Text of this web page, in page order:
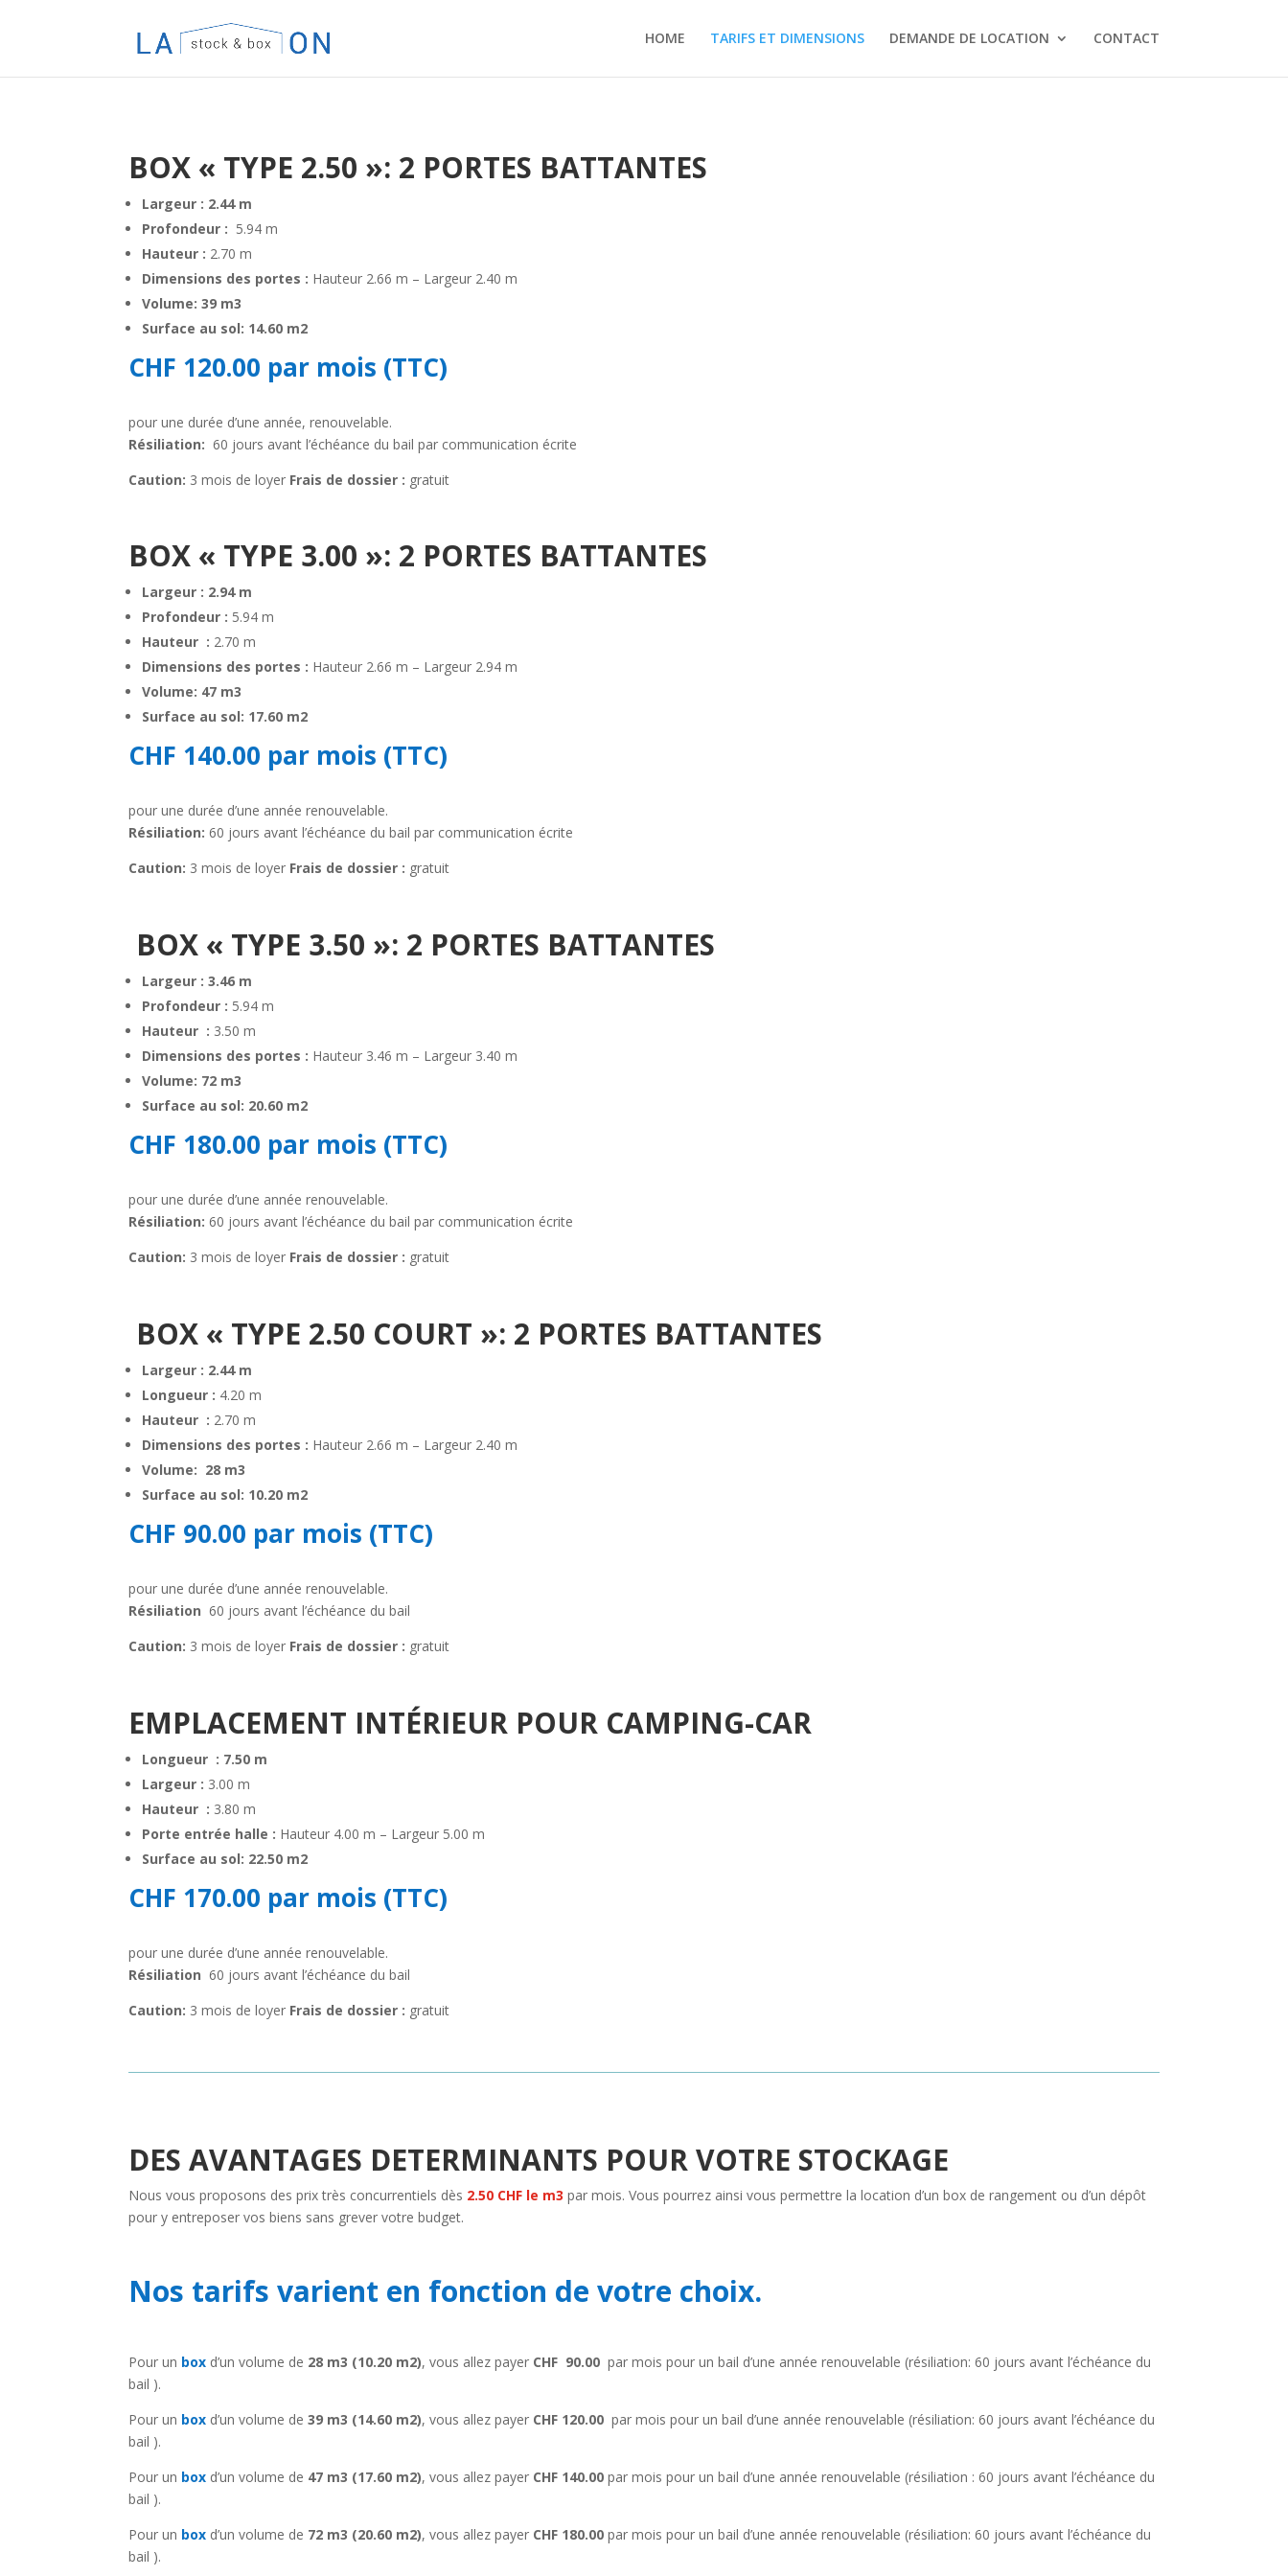
HOME TARIFS ET DIMENSIONS DEMANDE DE LOCATION CONTACT
BOX « TYPE 2.50 »: 2 PORTES BATTANTES
Largeur : 2.44 m
Profondeur : 5.94 m
Hauteur : 2.70 m
Dimensions des portes : Hauteur 2.66 m – Largeur 2.40 m
Volume: 39 m3
Surface au sol: 14.60 m2
CHF 120.00 par mois (TTC)
pour une durée d’une année, renouvelable.
Résiliation: 60 jours avant l’échéance du bail par communication écrite
Caution: 3 mois de loyer Frais de dossier : gratuit
BOX « TYPE 3.00 »: 2 PORTES BATTANTES
Largeur : 2.94 m
Profondeur : 5.94 m
Hauteur : 2.70 m
Dimensions des portes : Hauteur 2.66 m – Largeur 2.94 m
Volume: 47 m3
Surface au sol: 17.60 m2
CHF 140.00 par mois (TTC)
pour une durée d’une année renouvelable.
Résiliation: 60 jours avant l’échéance du bail par communication écrite
Caution: 3 mois de loyer Frais de dossier : gratuit
BOX « TYPE 3.50 »: 2 PORTES BATTANTES
Largeur :3.46 m
Profondeur : 5.94 m
Hauteur : 3.50 m
Dimensions des portes : Hauteur 3.46 m – Largeur 3.40 m
Volume: 72 m3
Surface au sol: 20.60 m2
CHF 180.00 par mois (TTC)
pour une durée d’une année renouvelable.
Résiliation: 60 jours avant l’échéance du bail par communication écrite
Caution: 3 mois de loyer Frais de dossier : gratuit
BOX « TYPE 2.50 COURT »: 2 PORTES BATTANTES
Largeur : 2.44 m
Longueur : 4.20 m
Hauteur : 2.70 m
Dimensions des portes : Hauteur 2.66 m – Largeur 2.40 m
Volume: 28 m3
Surface au sol: 10.20 m2
CHF 90.00 par mois (TTC)
pour une durée d’une année renouvelable.
Résiliation 60 jours avant l’échéance du bail
Caution: 3 mois de loyer Frais de dossier : gratuit
EMPLACEMENT INTÉRIEUR POUR CAMPING-CAR
Longueur : 7.50 m
Largeur : 3.00 m
Hauteur : 3.80 m
Porte entrée halle : Hauteur 4.00 m – Largeur 5.00 m
Surface au sol: 22.50 m2
CHF 170.00 par mois (TTC)
pour une durée d’une année renouvelable.
Résiliation 60 jours avant l’échéance du bail
Caution: 3 mois de loyer Frais de dossier : gratuit
DES AVANTAGES DETERMINANTS POUR VOTRE STOCKAGE
Nous vous proposons des prix très concurrentiels dès 2.50 CHF le m3 par mois. Vous pourrez ainsi vous permettre la location d’un box de rangement ou d’un dépôt
pour y entreposer vos biens sans grever votre budget.
Nos tarifs varient en fonction de votre choix.
Pour un box d’un volume de 28 m3 (10.20 m2), vous allez payer CHF 90.00 par mois pour un bail d’une année renouvelable (résiliation: 60 jours avant l’échéance du
bail ).
Pour un box d’un volume de39 m3 (14.60 m2), vous allez payer CHF 120.00 par mois pour un bail d’une année renouvelable (résiliation: 60 jours avant l’échéance du
bail ).
Pour un box d’un volume de 47 m3 (17.60 m2), vous allez payer CHF 140.00 par mois pour un bail d’une année renouvelable (résiliation : 60 jours avant l’échéance du
bail ).
Pour un box d’un volume de 72 m3 (20.60 m2), vous allez payer CHF 180.00 par mois pour un bail d’une année renouvelable (résiliation: 60 jours avant l’échéance du
bail ).